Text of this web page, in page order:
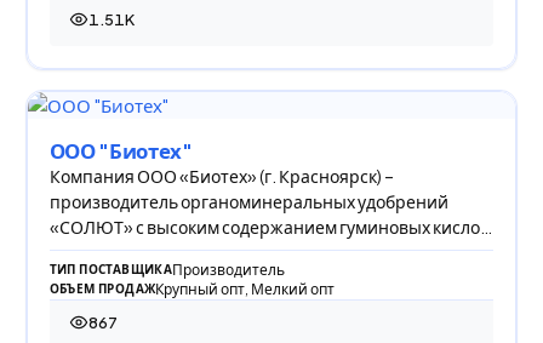
1.51K
1 514 просмотров
ООО "Биотех"
Компания ООО «Биотех» (г. Красноярск) –
производитель органоминеральных удобрений
«СОЛЮТ» с высоким содержанием гуминовых кислот
(60-85%).
ТИП ПОСТАВЩИКАПроизводитель
ОБЪЕМ ПРОДАЖКрупный опт, Мелкий опт
867
867 просмотров